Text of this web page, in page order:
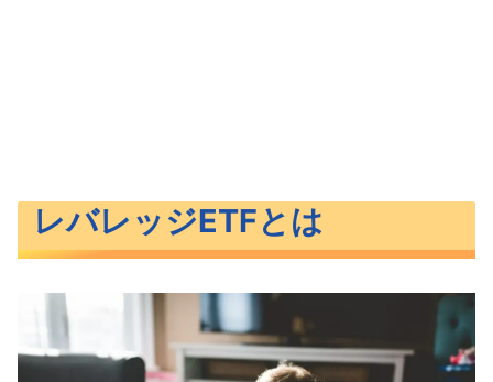
レバレッジETFとは